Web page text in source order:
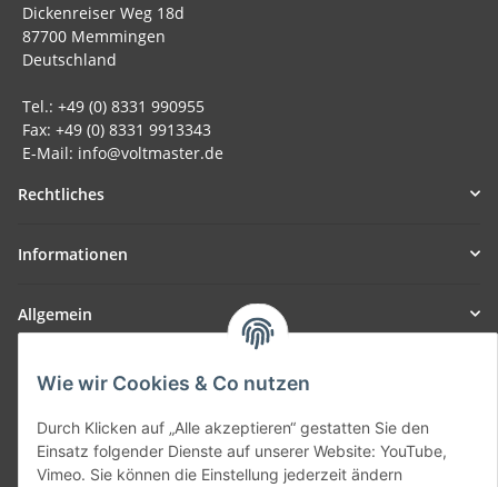
Wie wir Cookies & Co nutzen
Durch Klicken auf „Alle akzeptieren“ gestatten Sie den
Einsatz folgender Dienste auf unserer Website: YouTube,
Vimeo. Sie können die Einstellung jederzeit ändern
Dickenreiser Weg 18d
87700 Memmingen
Deutschland
Tel.: +49 (0) 8331 990955
Fax: +49 (0) 8331 9913343
E-Mail: info@voltmaster.de
Rechtliches
Informationen
Allgemein
Teil unseres Netzwerks:
SmoliTec - Safety. Simplified. Worldwide. ( B2B Shop )
Vertrag widerrufen